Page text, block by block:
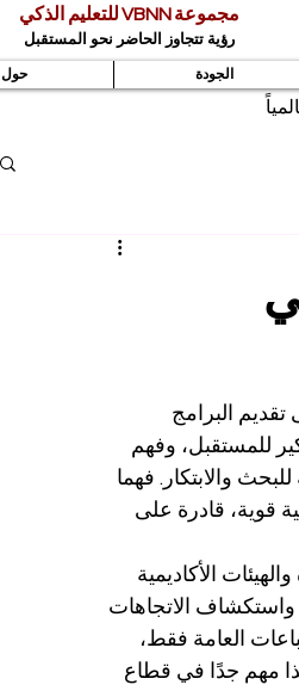
مجموعة VBNN للتعليم الذكي
رؤية تتجاوز الحاضر نحو المستقبل
حول الجودة
البرامج
للمستقبل، وفهم
والابتكار. فهما
قوية، قادرة على
الأكاديمية
واستكشاف الاتجاهات
العامة فقط،
مهم جدًا في قطاع